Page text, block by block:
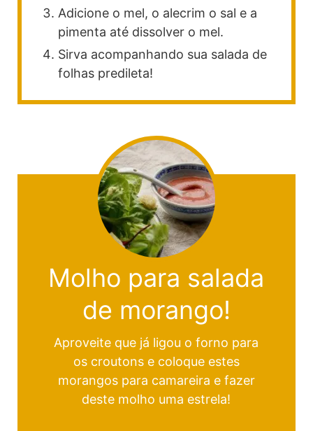
Adicione o mel, o alecrim o sal e a
pimenta até dissolver o mel.
Sirva acompanhando sua salada de
folhas predileta!
Molho para salada
de morango!
Aproveite que já ligou o forno para
os croutons e coloque estes
morangos para camareira e fazer
deste molho uma estrela!